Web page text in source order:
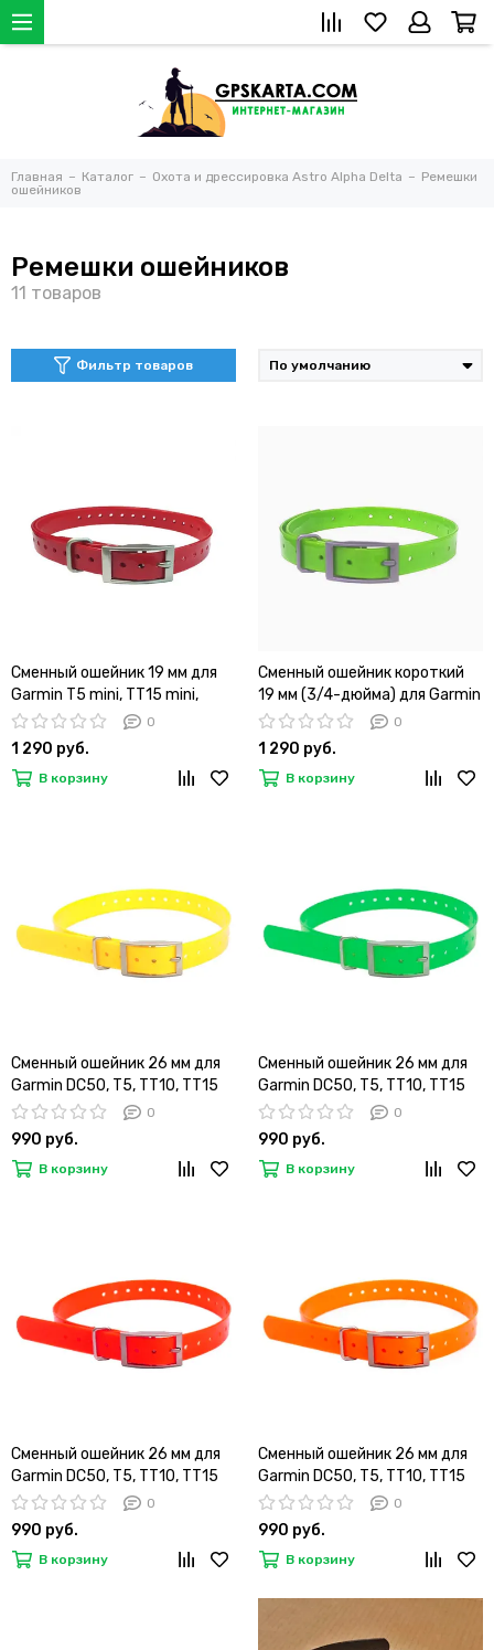
Главная Каталог Охота и дрессировка Astro Alpha Delta
Ремешки
ошейников
Ремешки ошейников
Фильтр товаров
Сменный ошейник 19 мм для
Garmin T5 mini, TT15 mini,
Barklimiter, Delta, PRO
(красный)
0
1 290 руб.
В корзину
Сменный ошейник короткий
19 мм (3/4-дюйма) для Garmin
T5 mini, TT15 mini, Barklimiter,
Delta, PRO (Зеленый)
0
1 290 руб.
В корзину
Сменный ошейник 26 мм для
Garmin DC50, T5, TT10, TT15
(желтый)
0
990 руб.
В корзину
Сменный ошейник 26 мм для
Garmin DC50, T5, TT10, TT15
(зеленый)
0
990 руб.
В корзину
Сменный ошейник 26 мм для
Garmin DC50, T5, TT10, TT15
(красный)
0
990 руб.
В корзину
Сменный ошейник 26 мм для
Garmin DC50, T5, TT10, TT15
(оранжевый)
0
990 руб.
В корзину